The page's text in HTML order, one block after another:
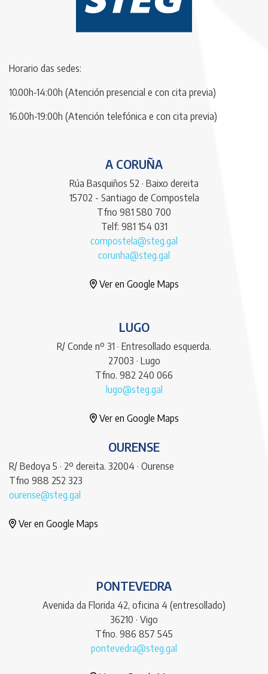
Horario das sedes:
10.00h-14:00h (Atención presencial e con cita previa)
16.00h-19:00h (Atención telefónica e con cita previa)
A CORUÑA
Rúa Basquiños 52 · Baixo dereita
15702 - Santiago de Compostela
Tfno 981 580 700
Telf: 981 154 031
compostela@steg.gal
corunha@steg.gal
Ver en Google Maps
LUGO
R/ Conde nº 31 · Entresollado esquerda.
27003 · Lugo
Tfno. 982 240 066
lugo@steg.gal
Ver en Google Maps
OURENSE
R/ Bedoya 5 · 2º dereita. 32004 · Ourense
Tfno 988 252 323
ourense@steg.gal
Ver en Google Maps
PONTEVEDRA
Avenida da Florida 42, oficina 4 (entresollado)
36210 · Vigo
Tfno. 986 857 545
pontevedra@steg.gal